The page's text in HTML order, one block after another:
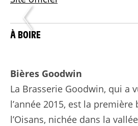
À BOIRE
Bières Goodwin
La Brasserie Goodwin, qui a
l’année 2015, est la première
l’Oisans, nichée dans la